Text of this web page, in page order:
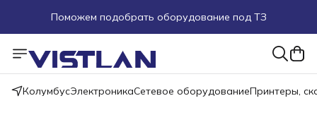
Поможем подобрать оборудование под ТЗ
Пуско-наладочные работы
Пришлите запрос на e-mail или в чат
КолумбусЭлектроникаСетевое оборудованиеПринтеры,